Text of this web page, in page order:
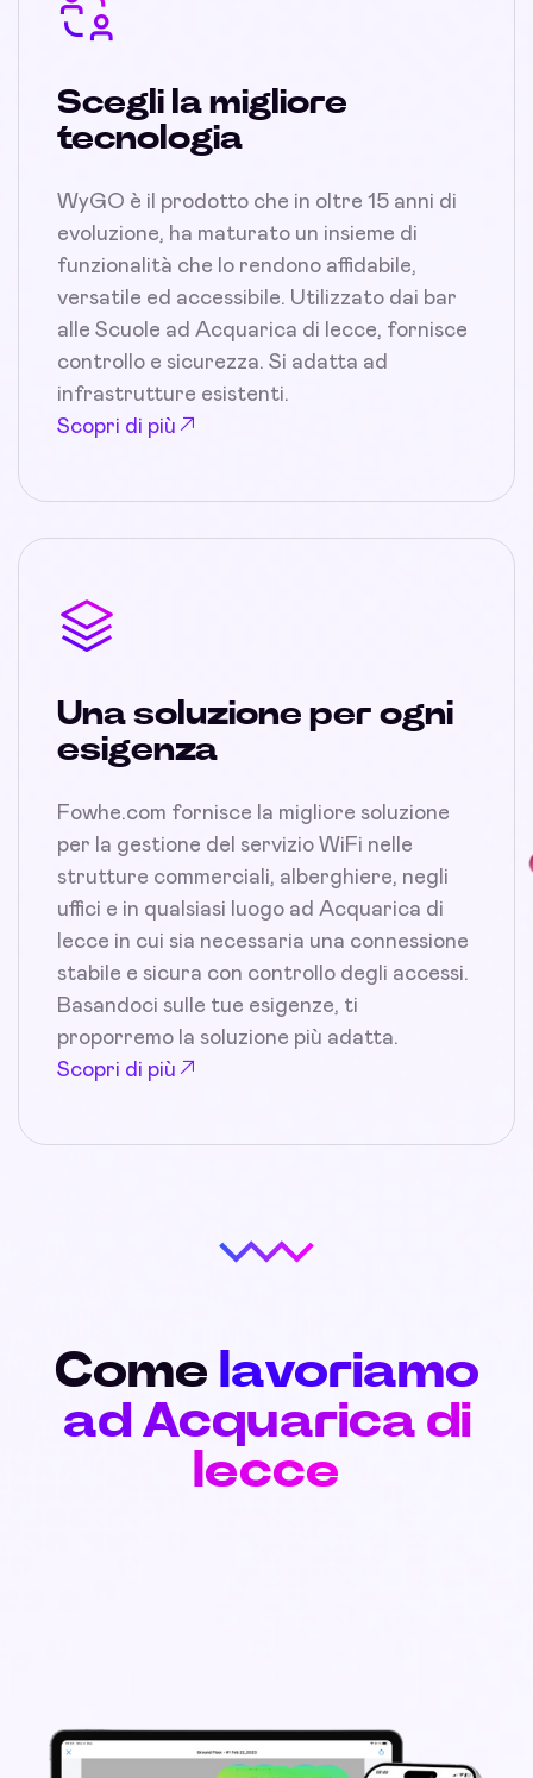
Scegli la migliore
tecnologia
WyGO è il prodotto che in oltre 15 anni di
evoluzione, ha maturato un insieme di
funzionalità che lo rendono affidabile,
versatile ed accessibile. Utilizzato dai bar
alle Scuole ad Acquarica di lecce, fornisce
controllo e sicurezza. Si adatta ad
infrastrutture esistenti.
Scopri di più
Una soluzione per ogni
esigenza
Fowhe.com fornisce la migliore soluzione
per la gestione del servizio WiFi nelle
strutture commerciali, alberghiere, negli
uffici e in qualsiasi luogo ad Acquarica di
lecce in cui sia necessaria una connessione
stabile e sicura con controllo degli accessi.
Basandoci sulle tue esigenze, ti
proporremo la soluzione più adatta.
Scopri di più
Come lavoriamo
ad Acquarica di
lecce